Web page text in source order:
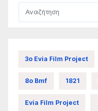
3ο Evia Film Project
8ο Bmf 1821
Evia Film Project